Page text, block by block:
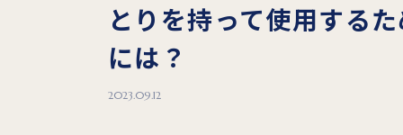
とりを持って使用する
には？
2023.09.12